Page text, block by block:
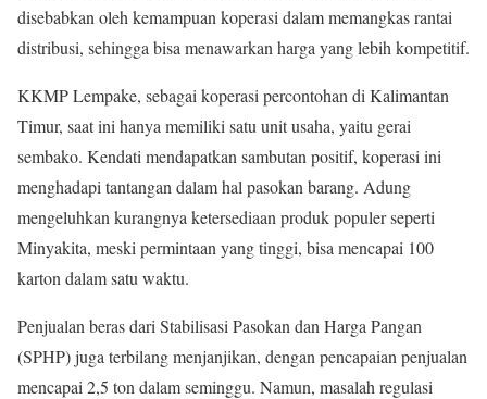
disebabkan oleh kemampuan koperasi dalam memangkas rantai
distribusi, sehingga bisa menawarkan harga yang lebih kompetitif.
KKMP Lempake, sebagai koperasi percontohan di Kalimantan
Timur, saat ini hanya memiliki satu unit usaha, yaitu gerai
sembako. Kendati mendapatkan sambutan positif, koperasi ini
menghadapi tantangan dalam hal pasokan barang. Adung
mengeluhkan kurangnya ketersediaan produk populer seperti
Minyakita, meski permintaan yang tinggi, bisa mencapai 100
karton dalam satu waktu.
Penjualan beras dari Stabilisasi Pasokan dan Harga Pangan
(SPHP) juga terbilang menjanjikan, dengan pencapaian penjualan
mencapai 2,5 ton dalam seminggu. Namun, masalah regulasi